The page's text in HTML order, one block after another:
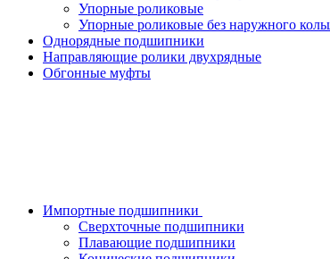
Упорные роликовые
Упорные роликовые без наружного
Однорядные подшипники
Направляющие ролики двухрядные
Обгонные муфты
Импортные подшипники
Сверхточные подшипники
Плавающие подшипники